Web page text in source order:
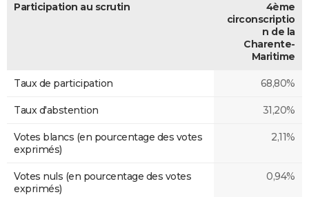
Participation au scrutin
4ème
circonscriptio
n de la
Charente-
Maritime
Taux de participation 68,80%
Taux d'abstention 31,20%
Votes blancs (en pourcentage des votes
exprimés)
2,11%
Votes nuls (en pourcentage des votes
exprimés)
0,94%